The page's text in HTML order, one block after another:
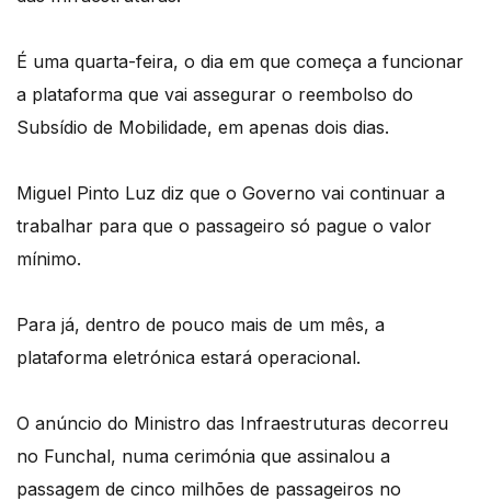
É uma quarta-feira, o dia em que começa a funcionar
a plataforma que vai assegurar o reembolso do
Subsídio de Mobilidade, em apenas dois dias.
Miguel Pinto Luz diz que o Governo vai continuar a
trabalhar para que o passageiro só pague o valor
mínimo.
Para já, dentro de pouco mais de um mês, a
plataforma eletrónica estará operacional.
O anúncio do Ministro das Infraestruturas decorreu
no Funchal, numa cerimónia que assinalou a
passagem de cinco milhões de passageiros no